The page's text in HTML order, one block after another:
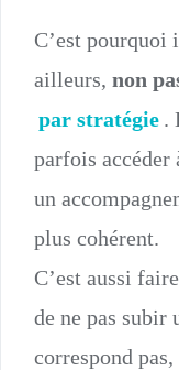
C’est pourquoi
ailleurs, non
par stratégie .
parfois accéder
un
plus cohérent.
C’est aussi
de ne pas subir
correspond